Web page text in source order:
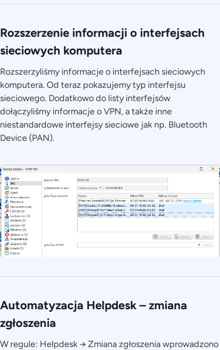
Rozszerzenie informacji o interfejsach
sieciowych komputera
Rozszerzyliśmy informacje o interfejsach sieciowych
komputera. Od teraz pokazujemy typ interfejsu
sieciowego. Dodatkowo do listy interfejsów
dołączyliśmy informacje o VPN, a także inne
niestandardowe interfejsy sieciowe jak np. Bluetooth
Device (PAN).
Automatyzacja Helpdesk – zmiana
zgłoszenia
W regule: Helpdesk → Zmiana zgłoszenia wprowadzono